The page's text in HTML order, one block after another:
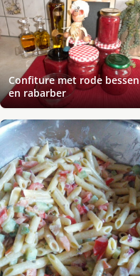
Confiture met rode bessen
en rabarber